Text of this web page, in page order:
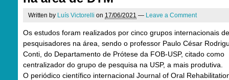
Written by Luís Victorelli on 17/06/2021 — Leave a Comment
Os estudos foram realizados por cinco grupos internacionais de
pesquisadores na área, sendo o professor Paulo César
Conti, do Departamento de Prótese da FOB-USP, citado como
centralizador do grupo de pesquisa na USP, a mais produtiva.
O periódico científico internacional Journal of Oral